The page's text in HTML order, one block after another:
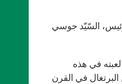
السّيّد جوسي
لعبته في هذه
في القرن